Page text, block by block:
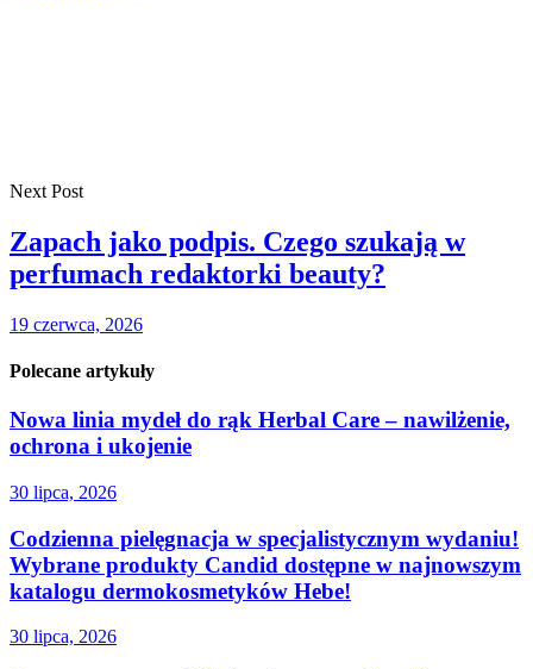
Next Post
Zapach jako podpis. Czego szukają w
perfumach redaktorki beauty?
19 czerwca, 2026
Polecane artykuły
Nowa linia mydeł do rąk Herbal Care – nawilżenie,
ochrona i ukojenie
30 lipca, 2026
Codzienna pielęgnacja w specjalistycznym wydaniu!
Wybrane produkty Candid dostępne w najnowszym
katalogu dermokosmetyków Hebe!
30 lipca, 2026